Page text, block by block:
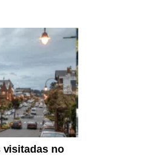
visitadas no